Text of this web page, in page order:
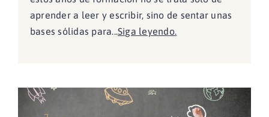
aprender a leer y escribir, sino de sentar unas
bases sólidas para...Siga leyendo.